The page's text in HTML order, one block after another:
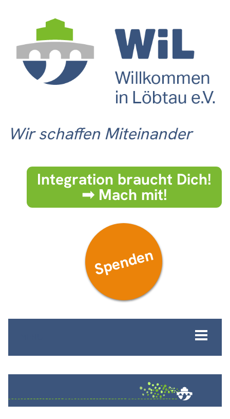
Wir schaffen Miteinander
Integration braucht Dich!
➟ Mach mit!
Spenden